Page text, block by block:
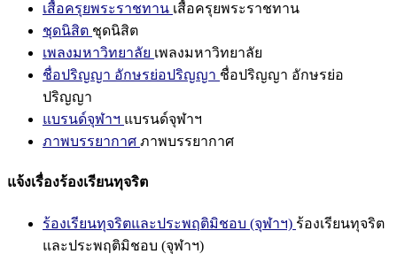
เสื้อครุยพระราชทาน เสื้อครุยพระราชทาน
ชุดนิสิต ชุดนิสิต
เพลงมหาวิทยาลัย เพลงมหาวิทยาลัย
ชื่อปริญญา อักษรย่อปริญญา ชื่อปริญญา อักษรย่อ
ปริญญา
แบรนด์จุฬาฯ แบรนด์จุฬาฯ
ภาพบรรยากาศ ภาพบรรยากาศ
แจ้งเรื่องร้องเรียนทุจริต
ร้องเรียนทุจริตและประพฤติมิชอบ (จุฬาฯ) ร้องเรียนทุจริต
และประพฤติมิชอบ (จุฬาฯ)